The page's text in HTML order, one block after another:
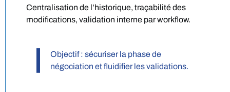
Centralisation de l’historique, traçabilité des
modifications, validation interne par workflow.
Objectif : sécuriser la phase de
négociation et fluidifier les validations.